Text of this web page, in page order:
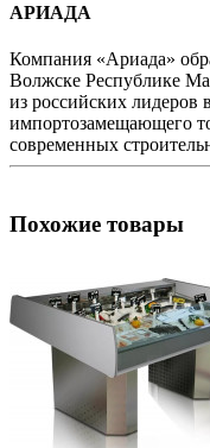
АРИАДА
Компания «Ариада»
Волжске Республике
из российских лидеров
импортозамещающего
современных
Похожие товары